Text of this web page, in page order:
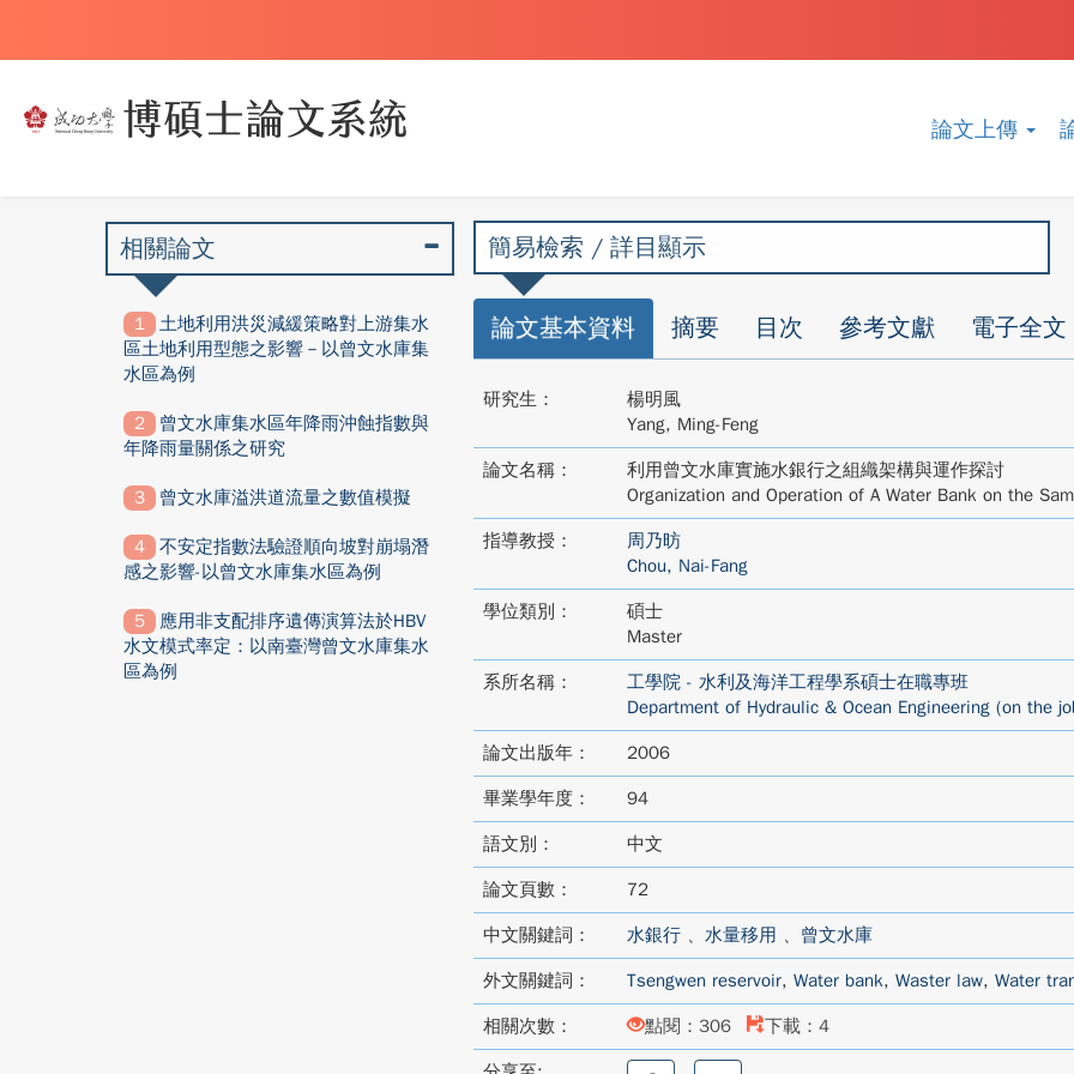
論文上傳
簡易檢索 / 詳目顯示
論文基本資料 摘要 目次 參考文獻 電子全文
研究生：
楊明風
Yang, Ming-Feng
論文名稱：
利用曾文水庫實施水銀行之組織架構與運作探討
Organization and Operation of A Water Bank on the
指導教授：
周乃昉
Chou, Nai-Fang
學位類別：
碩士
Master
系所名稱：
工學院 - 水利及海洋工程學系碩士在職專班
Department of Hydraulic & Ocean Engineering (on the
論文出版年： 2006
畢業學年度： 94
語文別： 中文
論文頁數： 72
中文關鍵詞： 水銀行、 水量移用 、 曾文水庫
外文關鍵詞： Tsengwen reservoir, Water bank, Waster law, Water
相關次數： 點閱：306 下載：4
相關論文
土地利用洪災減緩策略對上游集水
區土地利用型態之影響－以曾文水庫集
水區為例
曾文水庫集水區年降雨沖蝕指數與
年降雨量關係之研究
曾文水庫溢洪道流量之數值模擬
不安定指數法驗證順向坡對崩塌潛
感之影響-以曾文水庫集水區為例
應用非支配排序遺傳演算法於HBV
水文模式率定：以南臺灣曾文水庫集水
區為例